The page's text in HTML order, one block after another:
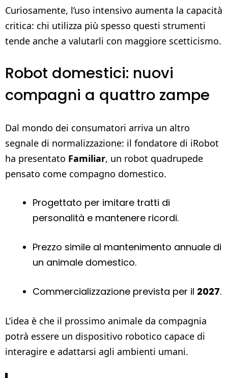
Curiosamente, l’uso intensivo aumenta la capacità
critica: chi utilizza più spesso questi strumenti
tende anche a valutarli con maggiore scetticismo.
Robot domestici: nuovi
compagni a quattro zampe
Dal mondo dei consumatori arriva un altro
segnale di normalizzazione: il fondatore di iRobot
ha presentato Familiar, un robot quadrupede
pensato come compagno domestico.
Progettato per imitare tratti di
personalità e mantenere ricordi.
Prezzo simile al mantenimento annuale di
un animale domestico.
Commercializzazione prevista per il 2027.
L’idea è che il prossimo animale da compagnia
potrà essere un dispositivo robotico capace di
interagire e adattarsi agli ambienti umani.